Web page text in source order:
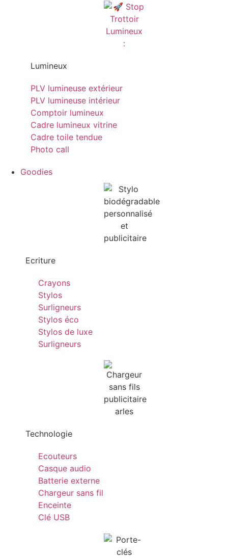
Lumineux
PLV lumineuse extérieur
PLV lumineuse intérieur
Comptoir lumineux
Cadre lumineux vitrine
Cadre toile tendue
Photo call
Goodies
Ecriture
Crayons
Stylos
Surligneurs
Stylos éco
Stylos de luxe
Surligneurs
Technologie
Ecouteurs
Casque audio
Batterie externe
Chargeur sans fil
Enceinte
Clé USB